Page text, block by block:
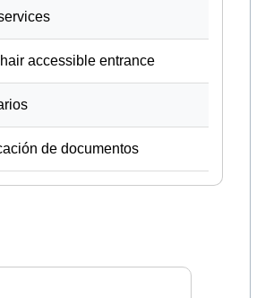
accessible entrance
de documentos